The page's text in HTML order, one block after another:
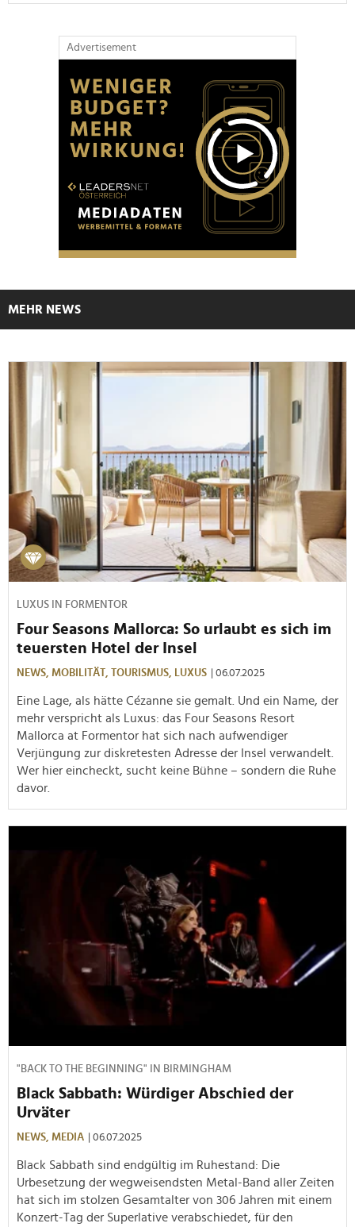
Advertisement
MEHR NEWS
LUXUS IN FORMENTOR
Four Seasons Mallorca: So urlaubt es sich im
teuersten Hotel der Insel
NEWS, MOBILITÄT, TOURISMUS, LUXUS | 06.07.2025
Eine Lage, als hätte Cézanne sie gemalt. Und ein Name, der
mehr verspricht als Luxus: das Four Seasons Resort
Mallorca at Formentor hat sich nach aufwendiger
Verjüngung zur diskretesten Adresse der Insel verwandelt.
Wer hier eincheckt, sucht keine Bühne – sondern die Ruhe
davor.
"BACK TO THE BEGINNING" IN BIRMINGHAM
Black Sabbath: Würdiger Abschied der
Urväter
NEWS, MEDIA | 06.07.2025
Black Sabbath sind endgültig im Ruhestand: Die
Urbesetzung der wegweisendsten Metal-Band aller Zeiten
hat sich im stolzen Gesamtalter von 306 Jahren mit einem
Konzert-Tag der Superlative verabschiedet, für den